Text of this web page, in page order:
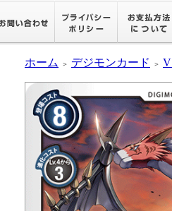
ホーム ＞ デジモンカード ＞